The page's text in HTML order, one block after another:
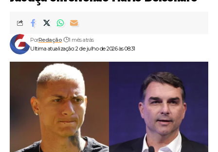
Ultima atualização: 2 de julho de 2026 às 08:31
PorRedação 1 mês atrás